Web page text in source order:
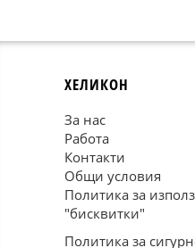
ХЕЛИКОН
За нас
Работа
Контакти
Общи условия
Политика за
"бисквитки"
Политика за